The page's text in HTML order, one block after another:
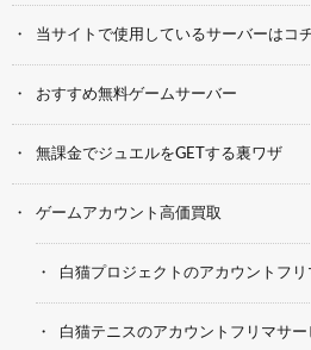
当サイトで使用しているサーバーはコ
おすすめ無料ゲームサーバー
無課金でジュエルをGETする裏ワザ
ゲームアカウント高価買取
白猫プロジェクトのアカウントフリ
白猫テニスのアカウントフリマサー